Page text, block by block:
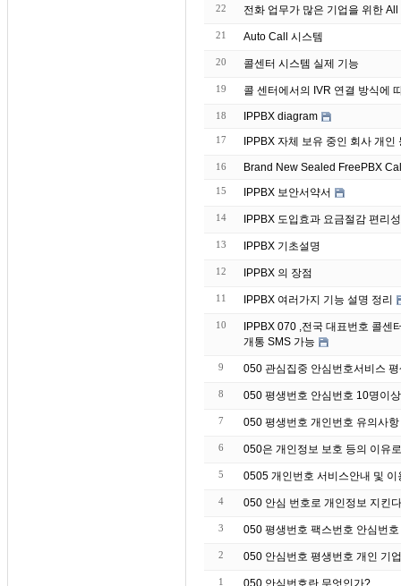
22 전화 업무가 많은 기업을 위한
21 Auto Call 시스템
20 콜센터 시스템 실제 기능
19 콜 센터에서의 IVR 연결 방식에
18 IPPBX diagram
17 IPPBX 자체 보유 중인 회사
16
15 IPPBX 보안서약서
14 IPPBX 도입효과 요금절감 편리성
13 IPPBX 기초설명
12 IPPBX 의 장점
11 IPPBX 여러가지 기능 설명 정리
10
IPPBX 070 ,전국 대표번호 콜센
개통 SMS 가능
9 050 관심집중 안심번호서비스
8 050 평생번호 안심번호 10명이
7 050 평생번호 개인번호 유의사항
6 050은 개인정보 보호 등의 이유
5 0505 개인번호 서비스안내 및 이
4 050 안심 번호로 개인정보 지킨다
3 050 평생번호 팩스번호 안심번호
2 050 안심번호 평생번호 개인 기
1 050 안심번호란 무엇인가?